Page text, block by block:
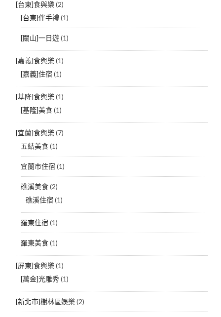
[台東]食與樂(2)
[台東]伴手禮(1)
[關山]一日遊(1)
[嘉義]食與樂(1)
[嘉義]住宿 (1)
[基隆]食與樂(1)
[基隆]美食(1)
[宜蘭]食與樂(7)
五結美食(1)
宜蘭市住宿 (1)
礁溪美食(2)
礁溪住宿 (1)
羅東住宿 (1)
羅東美食(1)
[屏東]食與樂(1)
[萬金]光雕秀(1)
[新北市]樹林區娛樂(2)